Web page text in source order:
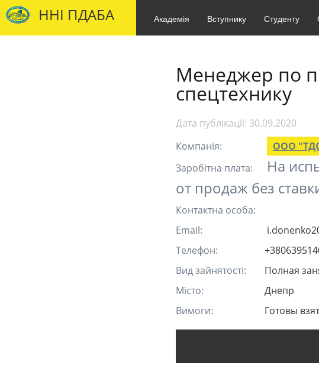
ННІ ПДАБА Академія Вступнику Студенту
Менеджер по
спецтехнику
Дата публікації: 30.09.2020
Компанія:
ООО
Заробітна плата:
На
от продаж без
Контактна особа:
Email:
Телефон:
Вид зайнятості:
Полная
Місто:
Днепр
Вимоги:
Готовы